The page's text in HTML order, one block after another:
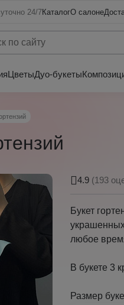
24/7КаталогО салоне
ЦветыДуо-букеты
4.9 (193
Букет
любое
В букете 3
Размер